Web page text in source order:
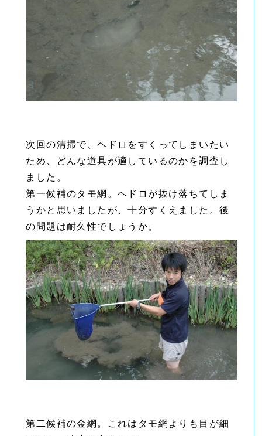
次回の清掃で、ヘドロをすくってしまいたい
ため、どんな道具が適しているのかを調査し
ました。
第一候補のタモ網。ヘドロが抜け落ちてしま
うかと思いましたが、十分すくえました。後
の問題は耐久性でしょうか。
第二候補の金網。これはタモ網よりも目が細